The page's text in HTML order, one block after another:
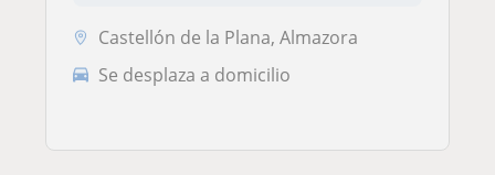
Castellón de la Plana, Almazora
Se desplaza a domicilio